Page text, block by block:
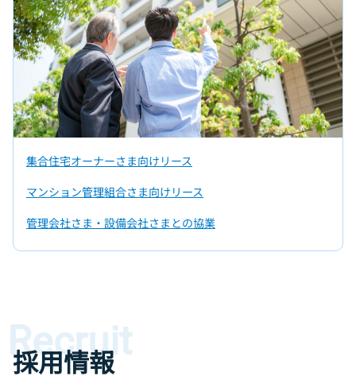
集合住宅オーナーさま向けリース
マンション管理組合さま向けリース
管理会社さま‧設備会社さまとの協業
Recruit
採用情報